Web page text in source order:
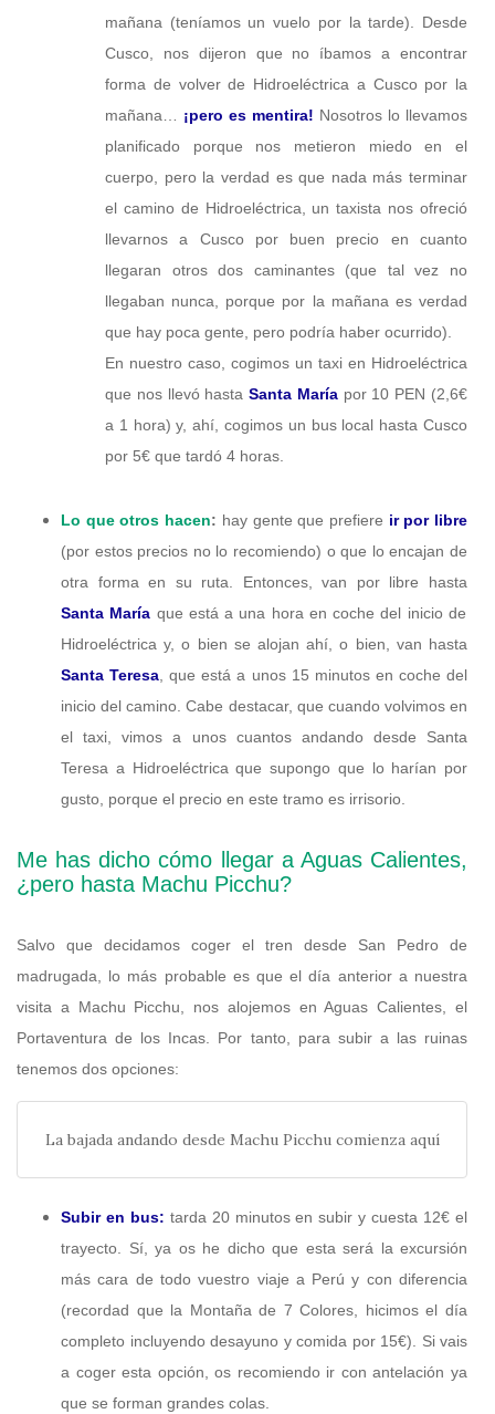
mañana (teníamos un vuelo por la tarde). Desde
Cusco, nos dijeron que no íbamos a encontrar
forma de volver de Hidroeléctrica a Cusco por la
mañana… ¡pero es mentira! Nosotros lo llevamos
planificado porque nos metieron miedo en el
cuerpo, pero la verdad es que nada más terminar
el camino de Hidroeléctrica, un taxista nos ofreció
llevarnos a Cusco por buen precio en cuanto
llegaran otros dos caminantes (que tal vez no
llegaban nunca, porque por la mañana es verdad
que hay poca gente, pero podría haber ocurrido).
En nuestro caso, cogimos un taxi en Hidroeléctrica
que nos llevó hasta Santa Maríapor 10 PEN (2,6€
a 1 hora) y, ahí, cogimos un bus local hasta Cusco
por 5€ que tardó 4 horas.
Lo que otros hacen: hay gente que prefiere ir por libre
(por estos precios no lo recomiendo) o que lo encajan de
otra forma en su ruta. Entonces, van por libre hasta
Santa María que está a una hora en coche del inicio de
Hidroeléctrica y, o bien se alojan ahí, o bien, van hasta
Santa Teresa , que está a unos 15 minutos en coche del
inicio del camino. Cabe destacar, que cuando volvimos en
el taxi, vimos a unos cuantos andando desde Santa
Teresa a Hidroeléctrica que supongo que lo harían por
gusto, porque el precio en este tramo es irrisorio.
Me has dicho cómo llegar a Aguas Calientes,
¿pero hasta Machu Picchu?
Salvo que decidamos coger el tren desde San Pedro de
madrugada, lo más probable es que el día anterior a nuestra
visita a Machu Picchu, nos alojemos en Aguas Calientes, el
Portaventura de los Incas. Por tanto, para subir a las ruinas
tenemos dos opciones:
La bajada andando desde Machu Picchu comienza aquí
Subir en bus: tarda 20 minutos en subir y cuesta 12€ el
trayecto. Sí, ya os he dicho que esta será la excursión
más cara de todo vuestro viaje a Perú y con diferencia
(recordad que la Montaña de 7 Colores, hicimos el día
completo incluyendo desayuno y comida por 15€). Si vais
a coger esta opción, os recomiendo ir con antelación ya
que se forman grandes colas.